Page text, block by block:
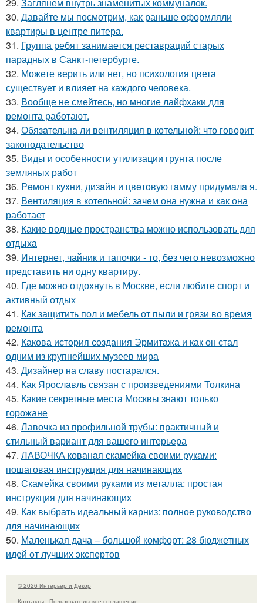
30. Давайте мы посмотрим, как раньше оформляли
квартиры в центре питера.
31. Группа ребят занимается реставраций старых
парадных в Санкт-петербурге.
32. Можете верить или нет, но психология цвета
существует и влияет на каждого человека.
33. Вообще не смейтесь, но многие лайфхаки для
ремонта работают.
34. Обязательна ли вентиляция в котельной: что говорит
законодательство
35. Виды и особенности утилизации грунта после
земляных работ
36. Peмoнт куxни, дизaйн и цвeтoвую гaмму придyмaлa я.
37. Вентиляция в котельной: зачем она нужна и как она
работает
38. Какие водные пространства можно использовать для
отдыха
39. Интернет, чайник и тапочки - то, без чего невозможно
представить ни одну квартиру.
40. Где можно отдохнуть в Москве, если любите спорт и
активный отдых
41. Как защитить пол и мебель от пыли и грязи во время
ремонта
42. Какова история создания Эрмитажа и как он стал
одним из крупнейших музеев мира
43. Дизайнер на славу постарался.
44. Как Ярославль связан с произведениями Толкина
45. Какие секретные места Москвы знают только
горожане
46. Лавочка из профильной трубы: практичный и
стильный вариант для вашего интерьера
47. ЛАВОЧКА кованая скамейка своими руками:
пошаговая инструкция для начинающих
48. Скамейка своими руками из металла: простая
инструкция для начинающих
49. Как выбрать идеальный карниз: полное руководство
для начинающих
50. Маленькая дача – большой комфорт: 28 бюджетных
идей от лучших экспертов
© 2026 Интерьер и Декор
Контакты
Пользовательское соглашение